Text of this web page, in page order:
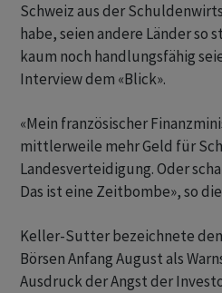
Schweiz aus der
habe, seien andere Länder so
kaum noch handlungsfähig
Interview dem «Blick».
«Mein französischer
mittlerweile mehr Geld für
Landesverteidigung. Oder
Das ist eine Zeitbombe», so
Keller-Sutter bezeichnete den
Börsen Anfang August als
Ausdruck der Angst der